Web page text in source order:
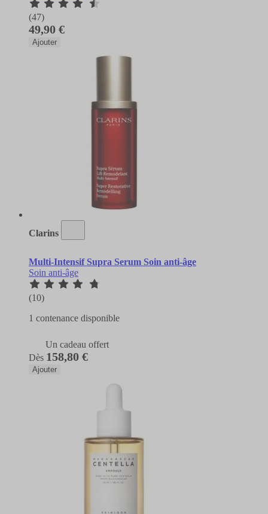
(47)
49,90 €
Ajouter
Clarins
Multi-Intensif Supra Serum Soin anti-âge
Soin anti-âge
(10)
1 contenance disponible
Un cadeau offert
Dès 158,80 €
Ajouter